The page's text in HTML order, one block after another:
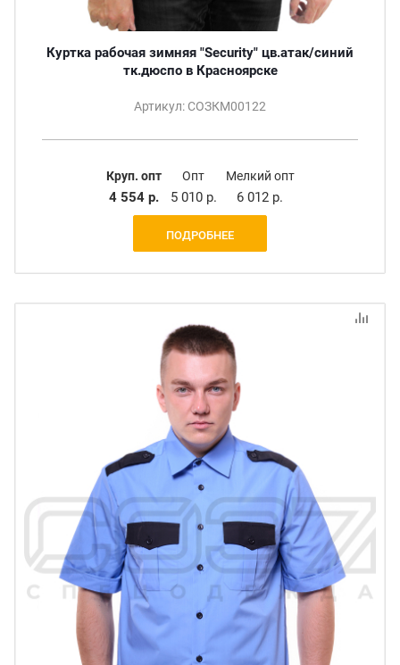
Куртка рабочая зимняя "Security" цв.атак/синий
тк.дюспо в Красноярске
Артикул: СОЗКМ00122
Круп. опт
4 554 р.
Опт
5 010 р.
Мелкий опт
6 012 р.
ПОДРОБНЕЕ